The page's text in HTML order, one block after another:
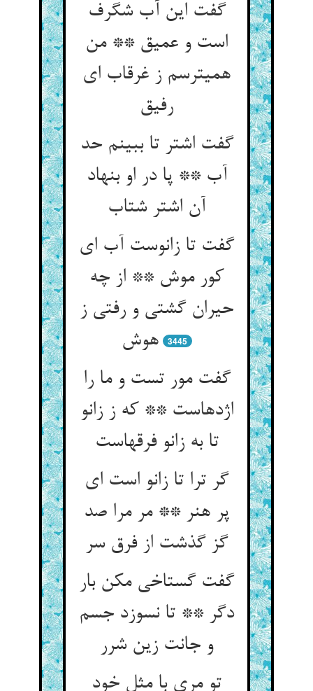
گفت این آب شگرف
است و عمیق ** من
همی‏ترسم ز غرقاب ای
رفیق‏
گفت اشتر تا ببینم حد
آب ** پا در او بنهاد
آن اشتر شتاب‏
گفت تا زانوست آب ای
کور موش ** از چه
حیران گشتی و رفتی ز
هوش‏
3445
گفت مور تست و ما را
اژدهاست ** که ز زانو
تا به زانو فرق‏هاست‏
گر ترا تا زانو است ای
پر هنر ** مر مرا صد
گز گذشت از فرق سر
گفت گستاخی مکن بار
دگر ** تا نسوزد جسم
و جانت زین شرر
تو مری با مثل خود